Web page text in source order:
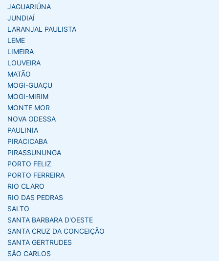
JAGUARIÚNA
JUNDIAÍ
LARANJAL PAULISTA
LEME
LIMEIRA
LOUVEIRA
MATÃO
MOGI-GUAÇU
MOGI-MIRIM
MONTE MOR
NOVA ODESSA
PAULINIA
PIRACICABA
PIRASSUNUNGA
PORTO FELIZ
PORTO FERREIRA
RIO CLARO
RIO DAS PEDRAS
SALTO
SANTA BARBARA D'OESTE
SANTA CRUZ DA CONCEIÇÃO
SANTA GERTRUDES
SÃO CARLOS